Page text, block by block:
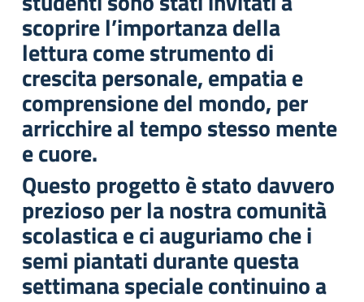
scoprire l’importanza della
lettura come strumento di
crescita personale, empatia e
comprensione del mondo, per
arricchire al tempo stesso mente
e cuore.
Questo progetto è stato davvero
prezioso per la nostra comunità
scolastica e ci auguriamo che i
semi piantati durante questa
settimana speciale continuino a